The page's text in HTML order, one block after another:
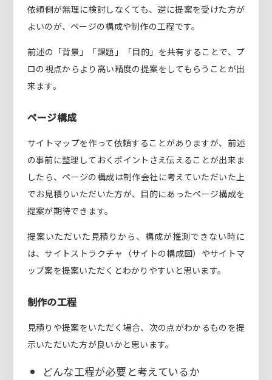
依頼側が無理に検討しなくても、逆に提案を受けた方が
よいのが、ページの構成や制作の工程です。
前述の「背景」「課題」「目的」を共有することで、プ
ロの視点からより高い精度の提案をしてもらうことが出
来ます。
ページ構成
サイトマップを作って依頼することがありますが、前述
の事前に整理しておくポイントさえ伝えることが出来ま
したら、ページの構成は制作会社に考えていただいた上
でお見積りいただいた方が、目的にあったページ構成を
提案が期待できます。
提案いただいた見積りから、構成が推測できない時に
は、サイトストラクチャ（サイトの構成図）やサイトマ
ップ案を提案いただくとわかりやすいと思います。
制作の工程
見積りや提案をいただく場合、次の点がわかるものを提
示いただいた方が良いかと思います。
どんな工程が必要と考えているか